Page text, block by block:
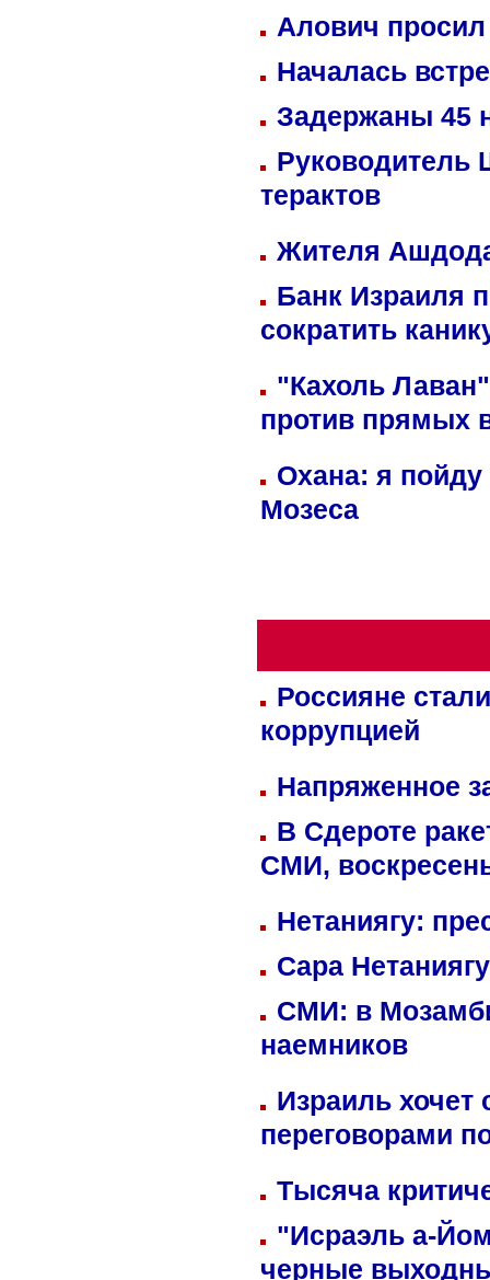
Алович просил
Началась
Задержаны 45
Руководитель
терактов
Жителя
Банк Израиля
сократить
"Кахоль
против прямых
Охана: я пойду
Мозеса
Россияне
коррупцией
Напряженное
В Сдероте
СМИ,
Нетаниягу:
Сара
СМИ: в
наемников
Израиль хочет
переговорами
Тысяча
"Исраэль а-